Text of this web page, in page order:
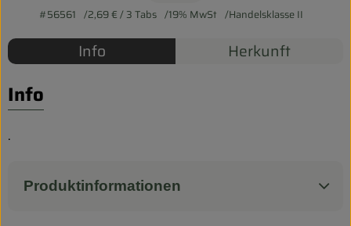
Haus & Garten
Biokorb so geht`s
Firmenkunden
#56561 2,69 €/ 3 Tabs 19% MwSt Handelsklasse II
Info Herkunft
Info
.
Produktinformationen